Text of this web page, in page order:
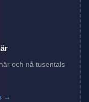
och nå tusentals
→